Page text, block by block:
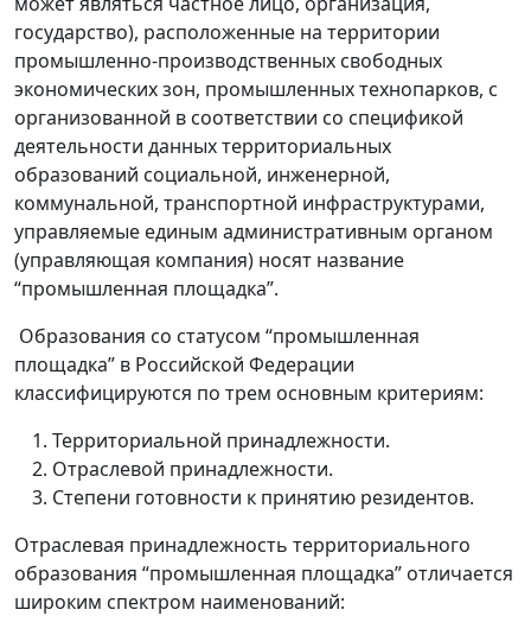
государство), расположенные на территории
промышленно-производственных свободных
экономических зон, промышленных технопарков, с
организованной в соответствии со спецификой
деятельности данных территориальных
образований социальной, инженерной,
коммунальной, транспортной инфраструктурами,
управляемые единым административным органом
(управляющая компания) носят название
“промышленная площадка”.
Образования со статусом “промышленная
площадка” в Российской Федерации
классифицируются по трем основным критериям:
Территориальной принадлежности.
Отраслевой принадлежности.
Степени готовности к принятию резидентов.
Отраслевая принадлежность территориального
образования “промышленная площадка” отличается
широким спектром наименований: